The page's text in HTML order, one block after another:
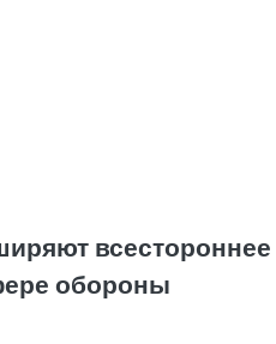
всестороннее
обороны